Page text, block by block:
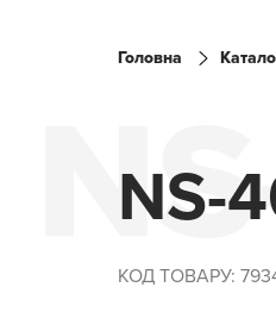
Головна
NS-
КОД ТОВАРУ: